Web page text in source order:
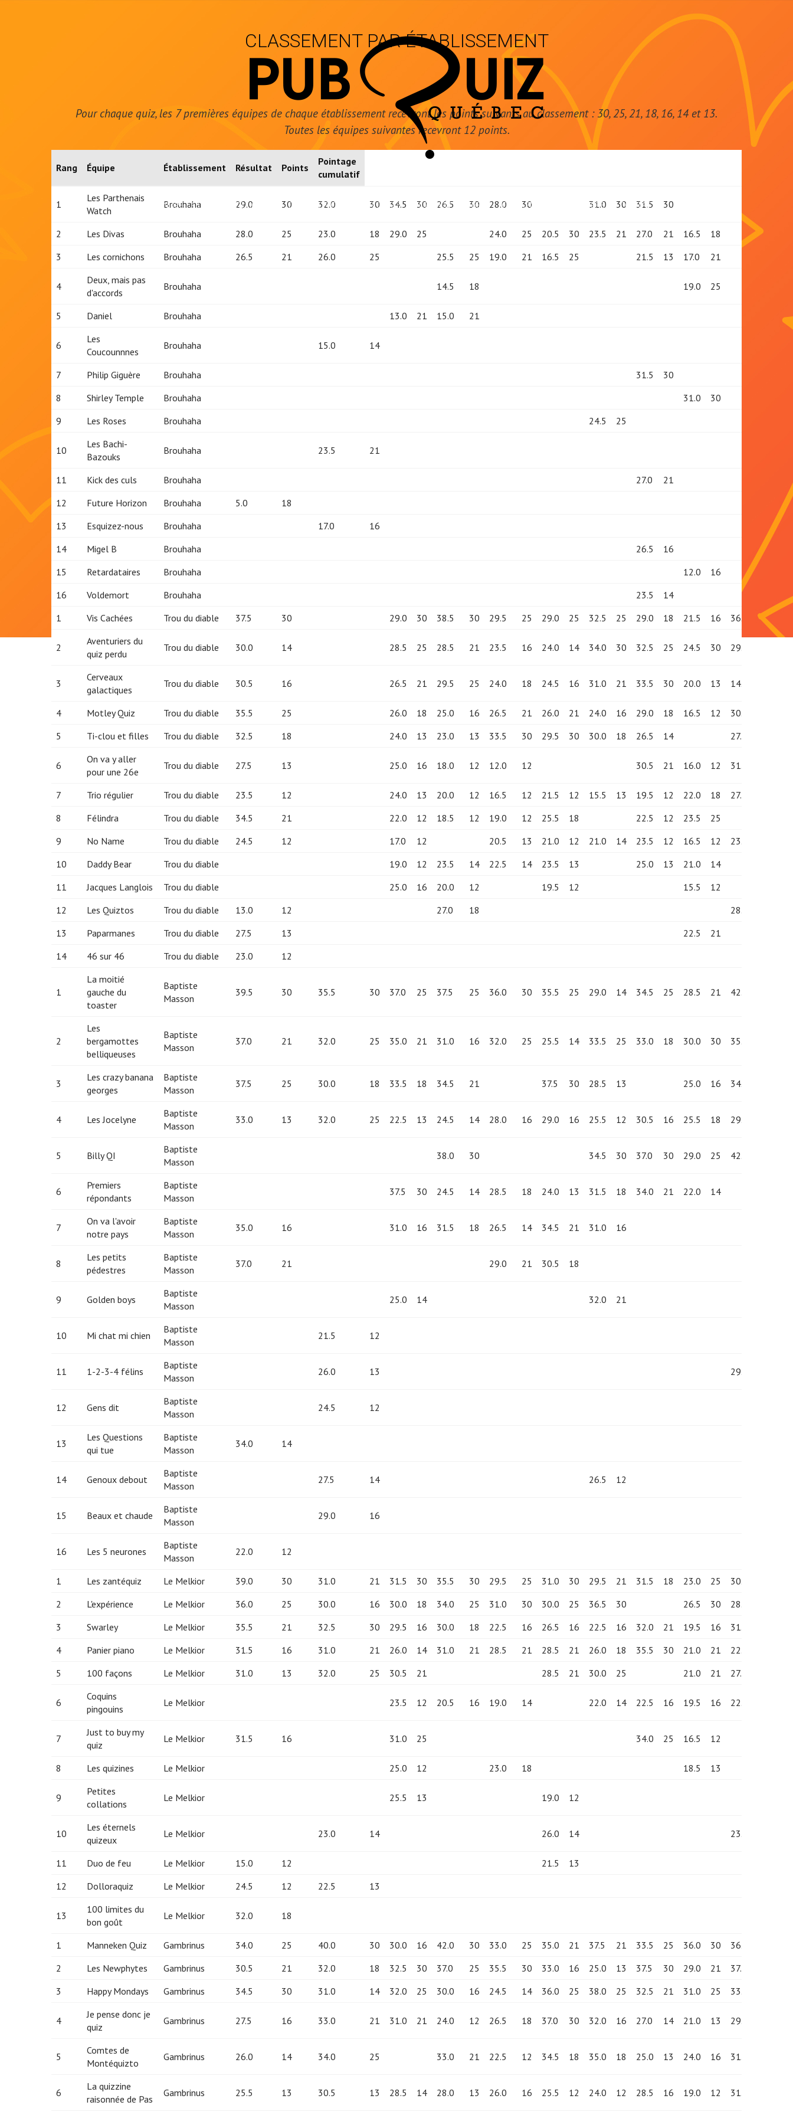
JOINDRE LA LIGUE OÙ JOUER QU’EST-CE QU’UN PUB QUIZ? PUB QUIZ QUÉBEC CLASSEMENT MEMBRES CONTACT
CLASSEMENT PAR ÉTABLISSEMENT
Pour chaque quiz, les 7 premières équipes de chaque établissement recevront les points suivants au classement : 30, 25, 21, 18, 16, 14 et 13.
Toutes les équipes suivantes recevront 12 points.
Rang Équipe Établissement Résultat Points
Pointage
cumulatif
1
Les Parthenais
Watch
Brouhaha 29.0 30 32.0 30 34.5 30 26.5 30 28.0 30 31.0 30 31.5 30
2 Les Divas Brouhaha 28.0 25 23.0 18 29.0 25 24.0 25 20.5 30 23.5 21 27.0 21 16.5
18
3
Les cornichons Brouhaha 26.5 21 26.0 25 25.5 25 19.0 21 16.5 25 21.5 13 17.0 21
4
Deux, mais pas
d'accords
Brouhaha 14.5 18 19.0 25
5 Daniel Brouhaha 13.0 21 15.0 21
6
Les
Coucounnnes
Brouhaha 15.0 14
7 Philip Giguère Brouhaha 31.5
30
8
Shirley Temple Brouhaha 31.0
30
9
Les Roses Brouhaha 24.5 25
10
Les Bachi-
Bazouks
Brouhaha 23.5 21
11 Kick des culs Brouhaha 27.0
21
12
Future Horizon Brouhaha 5.0
18
13
Esquizez-nous Brouhaha 17.0
16
14
Migel B Brouhaha 26.5
16
15
Retardataires Brouhaha 12.0
16
16
Voldemort Brouhaha 23.5
14
1
Vis Cachées Trou du diable 37.5 30 29.0 30 38.5 30 29.5 25 29.0 25 32.5 25 29.0 18 21.5 16 36.5 30
2
Aventuriers du
quiz perdu
Trou du diable 30.0 14 28.5 25 28.5 21 23.5 16 24.0 14 34.0 30 32.5 25 24.5 30 29.0
3
Cerveaux
galactiques
Trou du diable 30.5 16 26.5 21 29.5 25 24.0 18 24.5 16 31.0 21 33.5 30 20.0 13 14.0
4 Motley Quiz Trou du diable 35.5 25 26.0 18 25.0 16 26.5 21 26.0 21 24.0 16 29.0 18 16.5 12 30.5
5
Ti-clou et filles Trou du diable 32.5 18 24.0 13 23.0 13 33.5 30 29.5 30 30.0 18 26.5 14 27.5
6
On va y aller
pour une 26e
Trou du diable 27.5 13 25.0 16 18.0 12 12.0 12 30.5 21 16.0 12 31.5
7 Trio régulier Trou du diable 23.5 12 24.0 13 20.0 12 16.5 12 21.5 12 15.5 13 19.5 12 22.0 18 27.5
8
Félindra Trou du diable 34.5 21 22.0 12 18.5 12 19.0 12 25.5 18 22.5 12 23.5
25
9
No Name Trou du diable 24.5 12 17.0 12 20.5 13 21.0 12 21.0 14 23.5 12 16.5 12 23.0
10
Daddy Bear Trou du diable 19.0 12 23.5 14 22.5 14 23.5 13 25.0 13 21.0
14
11
Jacques Langlois Trou du diable 25.0 16 20.0 12 19.5 12 15.5 12
12
Les Quiztos Trou du diable 13.0 12 27.0 18 28.0
13
Paparmanes Trou du diable 27.5 13 22.5
21
14
46 sur 46 Trou du diable 23.0 12
1
La moitié
gauche du
toaster
Baptiste
Masson
39.5 30 35.5 30 37.0 25 37.5 25 36.0 30 35.5 25 29.0 14 34.5 25 28.5 21 42.5
2
Les
bergamottes
belliqueuses
Baptiste
Masson
37.0 21 32.0 25 35.0 21 31.0 16 32.0 25 25.5 14 33.5 25 33.0 18 30.0 30 35.5
3
Les crazy banana
georges
Baptiste
Masson
37.5 25 30.0 18 33.5 18 34.5 21 37.5 30 28.5 13 25.0 16 34.5
4 Les Jocelyne
Baptiste
Masson
33.0 13 32.0 25 22.5 13 24.5 14 28.0 16 29.0 16 25.5 12 30.5 16 25.5 18 29.0
5 Billy QI
Baptiste
Masson
38.0 30 34.5 30 37.0 30 29.0 25 42.0
6
Premiers
répondants
Baptiste
Masson
37.5 30 24.5 14 28.5 18 24.0 13 31.5 18 34.0 21 22.0 14
7
On va l'avoir
notre pays
Baptiste
Masson
35.0 16 31.0 16 31.5 18 26.5 14 34.5 21 31.0 16
8
Les petits
pédestres
Baptiste
Masson
37.0 21 29.0 21 30.5 18
9 Golden boys
Baptiste
Masson
25.0 14 32.0 21
10 Mi chat mi chien
Baptiste
Masson
21.5 12
11 1-2-3-4 félins
Baptiste
Masson
26.0 13 29.5
12 Gens dit
Baptiste
Masson
24.5 12
13
Les Questions
qui tue
Baptiste
Masson
34.0 14
14 Genoux debout
Baptiste
Masson
27.5 14 26.5 12
15 Beaux et chaude
Baptiste
Masson
29.0 16
16 Les 5 neurones
Baptiste
Masson
22.0 12
1 Les zantéquiz Le Melkior 39.0 30 31.0 21 31.5 30 35.5 30 29.5 25 31.0 30 29.5 21 31.5 18 23.0 25 30.0
2
L'expérience Le Melkior 36.0 25 30.0 16 30.0 18 34.0 25 31.0 30 30.0 25 36.5 30 26.5 30 28.5
3
Swarley Le Melkior 35.5 21 32.5 30 29.5 16 30.0 18 22.5 16 26.5 16 22.5 16 32.0 21 19.5 16 31.0
4
Panier piano Le Melkior 31.5 16 31.0 21 26.0 14 31.0 21 28.5 21 28.5 21 26.0 18 35.5 30 21.0 21 22.5
5
100 façons Le Melkior 31.0 13 32.0 25 30.5 21 28.5 21 30.0 25 21.0 21 27.0
6
Coquins
pingouins
Le Melkior 23.5 12 20.5 16 19.0 14 22.0 14 22.5 16 19.5 16 22.0
7
Just to buy my
quiz
Le Melkior 31.5 16 31.0 25 34.0 25 16.5 12
8 Les quizines Le Melkior 25.0 12 23.0 18 18.5 13
9
Petites
collations
Le Melkior 25.5 13 19.0 12
10
Les éternels
quizeux
Le Melkior 23.0 14 26.0 14 23.5
11 Duo de feu Le Melkior 15.0 12 21.5
13
12
Dolloraquiz Le Melkior 24.5 12 22.5 13
13
100 limites du
bon goût
Le Melkior 32.0 18
1 Manneken Quiz Gambrinus 34.0 25 40.0 30 30.0 16 42.0 30 33.0 25 35.0 21 37.5 21 33.5 25 36.0 30 36.0
2
Les Newphytes Gambrinus 30.5 21 32.0 18 32.5 30 37.0 25 35.5 30 33.0 16 25.0 13 37.5 30 29.0 21 37.0
3
Happy Mondays Gambrinus 34.5 30 31.0 14 32.0 25 30.0 16 24.5 14 36.0 25 38.0 25 32.5 21 31.0 25 33.0
4
Je pense donc je
quiz
Gambrinus 27.5 16 33.0 21 31.0 21 24.0 12 26.5 18 37.0 30 32.0 16 27.0 14 21.0 13 29.5
5
Comtes de
Montéquizto
Gambrinus 26.0 14 34.0 25 33.0 21 22.5 12 34.5 18 35.0 18 25.0 13 24.0 16 31.5
6
La quizzine
raisonnée de Pas
Gambrinus 25.5 13 30.5 13 28.5 14 28.0 13 26.0 16 25.5 12 24.0 12 28.5 16 19.0 12 31.0